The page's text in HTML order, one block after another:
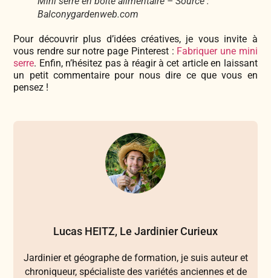
Balconygardenweb.com
Pour découvrir plus d’idées créatives, je vous invite à
vous rendre sur notre page Pinterest : Fabriquer une mini
serre. Enfin, n’hésitez pas à réagir à cet article en laissant
un petit commentaire pour nous dire ce que vous en
pensez !
Lucas HEITZ, Le Jardinier Curieux
Jardinier et géographe de formation, je suis auteur et
chroniqueur, spécialiste des variétés anciennes et de